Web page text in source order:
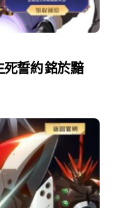
死誓約 銘於黯